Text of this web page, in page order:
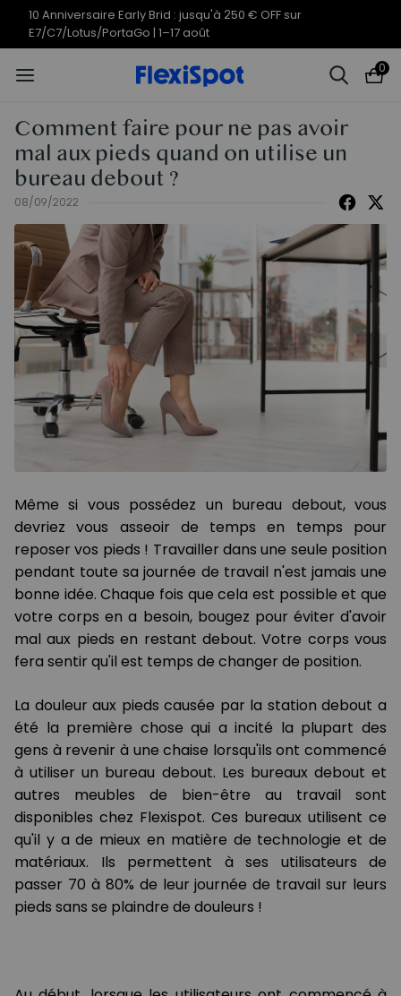
Offres du 10e anniversaire | C7
Morpher dès 579,99 €
55
0
Comment faire pour ne pas avoir
mal aux pieds quand on utilise un
bureau debout ?
08/09/2022
Même si vous possédez un bureau debout, vous
devriez vous asseoir de temps en temps pour
reposer vos pieds ! Travailler dans une seule position
pendant toute sa journée de travail n'est jamais une
bonne idée. Chaque fois que cela est possible et que
votre corps en a besoin, bougez pour éviter d'avoir
mal aux pieds en restant debout. Votre corps vous
fera sentir qu'il est temps de changer de position.
La douleur aux pieds causée par la station debout a
été la première chose qui a incité la plupart des
gens à revenir à une chaise lorsqu'ils ont commencé
à utiliser un bureau debout. Les bureaux debout et
autres meubles de bien-être au travail sont
disponibles chez Flexispot. Ces bureaux utilisent ce
qu'il y a de mieux en matière de technologie et de
matériaux. Ils permettent à ses utilisateurs de
passer 70 à 80% de leur journée de travail sur leurs
pieds sans se plaindre de douleurs !